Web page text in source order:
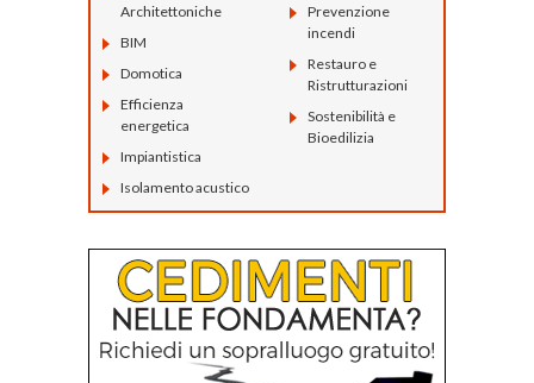
Architettoniche
BIM
Domotica
Efficienza
energetica
Impiantistica
Isolamento acustico
Prevenzione
incendi
Restauro e
Ristrutturazioni
Sostenibilità e
Bioedilizia